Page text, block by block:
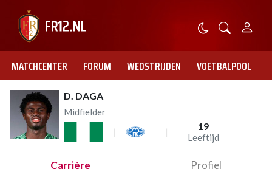
MATCHCENTER FORUM WEDSTRIJDEN VOETBALPOOL
D. DAGA
Midfielder
19
Leeftijd
Carrière Profiel